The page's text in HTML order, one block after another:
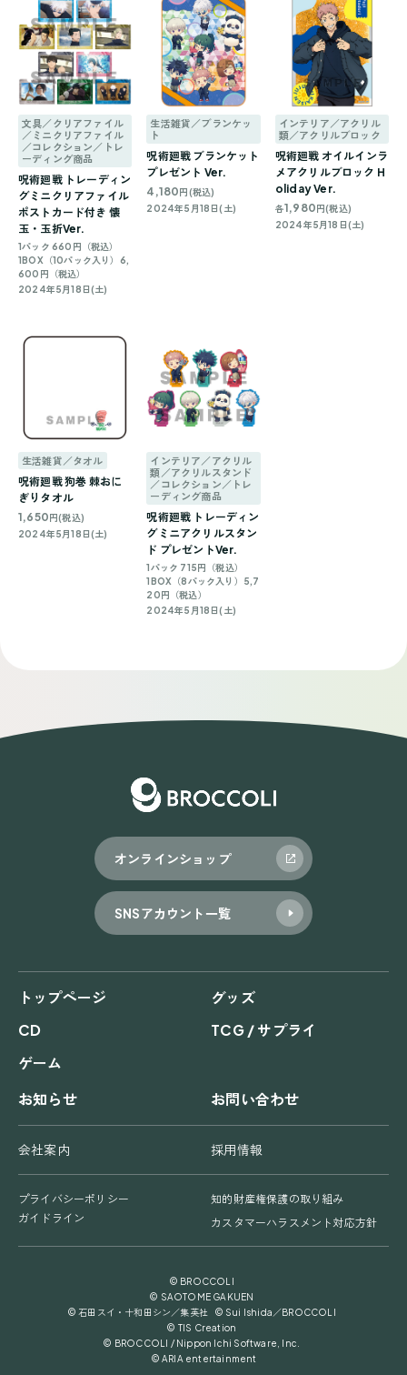
文具／クリアファイル
／ミニクリアファイル
／コレクション／トレ
ーディング商品
呪術廻戦 トレーディン
グミニクリアファイル
ポストカード付き 懐
玉・玉折Ver.
1パック 660円（税込）
1BOX（10パック入り）6,
600円（税込）
2024年5月18日(土)
生活雑貨／ブランケッ
ト
呪術廻戦 ブランケット
プレゼント Ver.
4,180円(税込)
2024年5月18日(土)
インテリア／アクリル
類／アクリルブロック
呪術廻戦 オイルインラ
メアクリルブロック H
oliday Ver.
各1,980円(税込)
2024年5月18日(土)
生活雑貨／タオル
呪術廻戦 狗巻 棘おに
ぎりタオル
1,650 円(税込)
2024年5月18日(土)
インテリア／アクリル
類／アクリルスタンド
／コレクション／トレ
ーディング商品
呪術廻戦 トレーディン
グミニアクリルスタン
ド プレゼントVer.
1パック 715円（税込）
1BOX（8パック入り）5,7
20円（税込）
2024年5月18日(土)
オンラインショップ
SNSアカウント一覧
トップページ
グッズ
CD
TCG / サプライ
ゲーム
お知らせ
お問い合わせ
会社案内 採用情報
プライバシーポリシー
知的財産権保護の取り組み
ガイドライン
カスタマーハラスメント対応方針
© BROCCOLI
© SAOTOME GAKUEN
© 石田スイ・十和田シン／集英社 © Sui Ishida／BROCCOLI
© TIS Creation
© BROCCOLI / Nippon Ichi Software, Inc.
© ARIA entertainment